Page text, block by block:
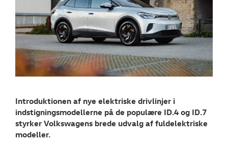
SKADESCENTER
NYHEDER
Tilmeld dig
Introduktionen af nye elektriske drivlinjer i
indstigningsmodellerne på de populære ID.4 og ID.7
styrker Volkswagens brede udvalg af fuldelektriske
modeller.